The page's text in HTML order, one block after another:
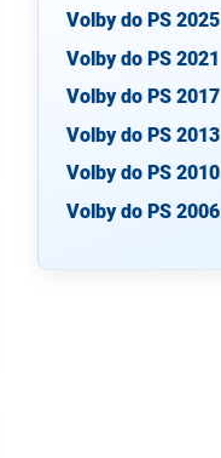
Volby do PS 2025
Volby do PS 2021
Volby do PS 2017
Volby do PS 2013
Volby do PS 2010
Volby do PS 2006